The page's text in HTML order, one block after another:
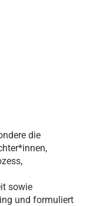
die
sowie
und formuliert